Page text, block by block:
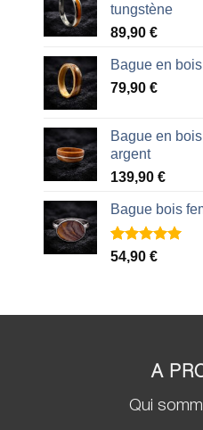
tungstène
89,90 €
Bague en
79,90 €
Bague en
argent
139,90 €
Bague bois
Noté5.00
sur 5 basé
2
54,90 €
A
Qui